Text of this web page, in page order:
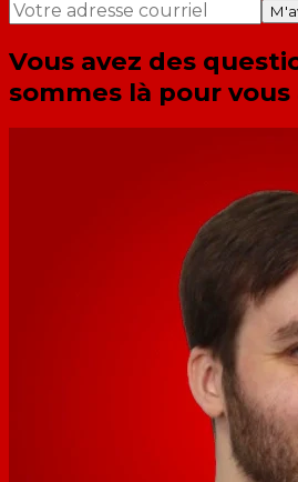
Vous avez des
sommes là pour vous